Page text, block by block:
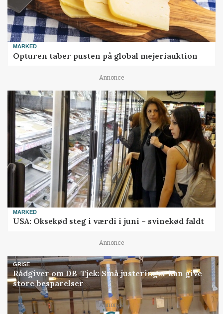
MARKED
Opturen taber pusten på global mejeriauktion
Annonce
MARKED
USA: Oksekød steg i værdi i juni – svinekød faldt
Annonce
GRISE
Rådgiver om DB-Tjek: Små justeringer kan give
store besparelser
Annonce